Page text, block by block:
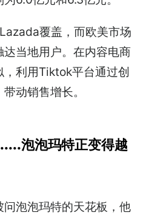
覆盖，而欧美市场
当地用户。在内容电商
，利用Tiktok平台通过创
动销售增长。
泡泡玛特正变得越
泡泡玛特的天花板，他